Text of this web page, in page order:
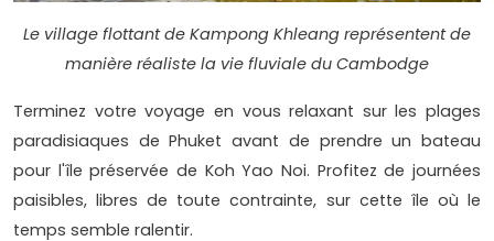
Le village flottant de Kampong Khleang représentent de
manière réaliste la vie fluviale du Cambodge
Terminez votre voyage en vous relaxant sur les plages
paradisiaques de Phuket avant de prendre un bateau
pour l'île préservée de Koh Yao Noi. Profitez de journées
paisibles, libres de toute contrainte, sur cette île où le
temps semble ralentir.